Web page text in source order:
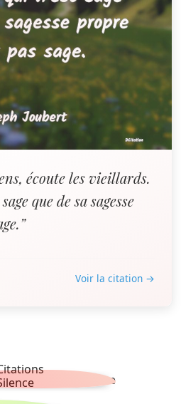
écoute les vieillards.
que de sa sagesse
Voir la citation →